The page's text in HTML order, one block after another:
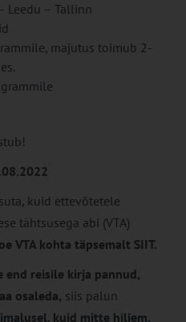
Leedu – Tallinn
majutus toimub 2-
kuid ettevõtetele
tähtsusega abi (VTA)
VTA kohta täpsemalt SIIT.
end reisile kirja pannud,
osaleda, siis palun
kuid mitte hiljem,